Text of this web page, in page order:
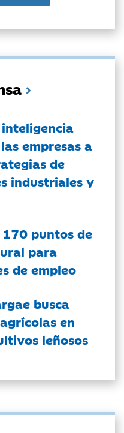
empresas a
de
industriales y
puntos de
para
de empleo
busca
en
leñosos